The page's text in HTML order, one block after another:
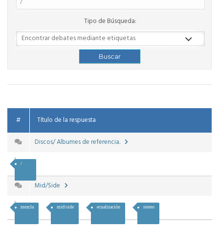
Tipo de Búsqueda:
# Título de la respuesta
Discos/ Albumes de referencia.
/
Mid/Side
mezcla mid/side ecualización stereo